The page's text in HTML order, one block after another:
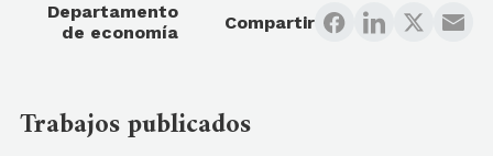
Departamento
de economía
Compartir
Trabajos publicados